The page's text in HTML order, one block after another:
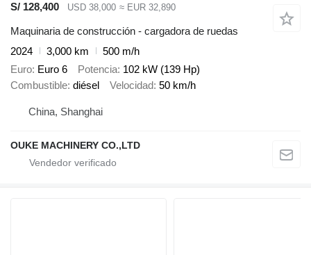
S/ 128,400
USD 38,000 ≈ EUR 32,890
Maquinaria de construcción - cargadora de ruedas
2024
3,000 km
500 m/h
Euro Euro 6 Potencia 102 kW (139 Hp)
Combustible diésel Velocidad 50 km/h
China, Shanghai
OUKE MACHINERY CO.,LTD